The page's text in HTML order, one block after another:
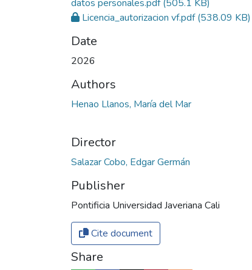
datos personales.pdf(505.1 KB)
Licencia_autorizacion vf.pdf(538.09 KB)
Date
2026
Authors
Henao Llanos, María del Mar
Director
Salazar Cobo, Edgar Germán
Publisher
Pontificia Universidad Javeriana Cali
Cite document
Share